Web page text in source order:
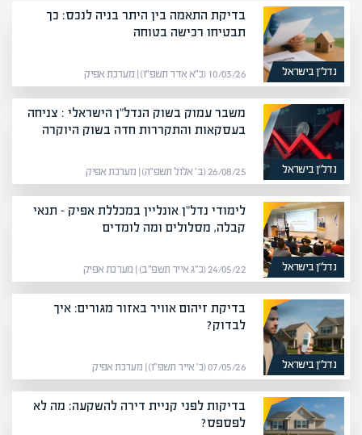
נדל”ן בישראל
בדיקת התאמה בין היתר בניה לנכס: כך
תבטיחו רכישה בטוחה
10/03/26 (כ״א אדר תשפ״ו) | מערכת אפיק
נדל”ן בישראל
משבר עמוק בשוק הנדל"ן הישראלי : צניחה
בעסקאות והתקררות חדה בשוק היוקרה
26/08/25 (ב׳ אלול תשפ״ה) | מערכת אפיק
נדל”ן בישראל
לימודי נדל"ן אונליין במכללת אפיק – תנאי
קבלה, מסלולים ומה לומדים
24/05/22 (כ״ג אייר תשפ״ב) | מערכת אפיק
נדל”ן בישראל
בדיקת זיהום אוויר באזור מגורים: איך
לבדוק?
07/05/26 (כ׳ אייר תשפ״ו) | מערכת אפיק
בדיקות לפני קניית דירה להשקעה: מה לא
לפספס?